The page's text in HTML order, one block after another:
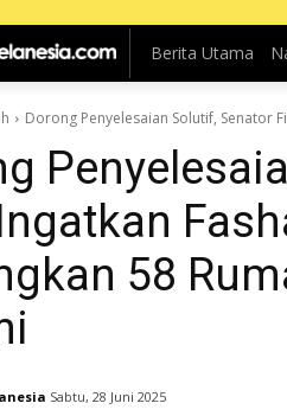
Berita Utama
Dorong Penyelesaian Solutif, Senator
58
Sabtu, 28 Juni 2025